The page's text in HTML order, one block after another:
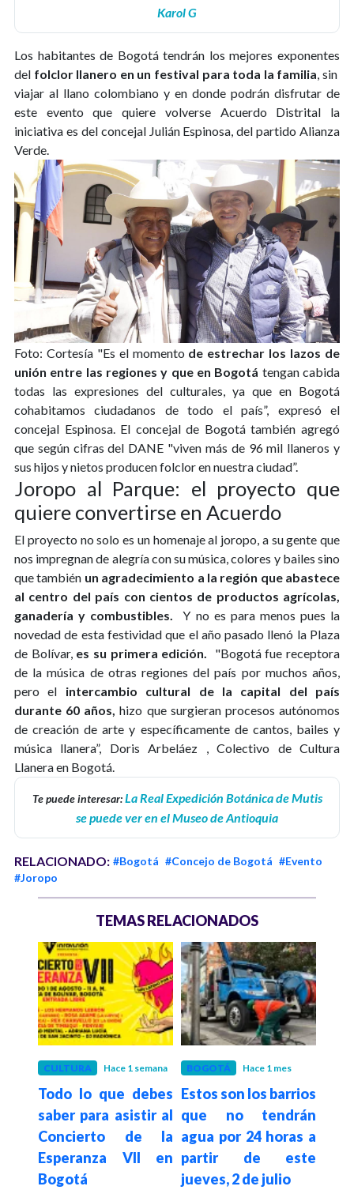
Karol G
Los habitantes de Bogotá tendrán los mejores exponentes
del folclor llanero en un festival para toda la familia, sin
viajar al llano colombiano y en donde podrán disfrutar de
este evento que quiere volverse Acuerdo Distrital la
iniciativa es del concejal Julián Espinosa, del partido Alianza
Verde.
Foto: Cortesía"Es el momento de estrechar los lazos de
unión entre las regiones y que en Bogotá tengan cabida
todas las expresiones del culturales, ya que en Bogotá
cohabitamos ciudadanos de todo el país”, expresó el
concejal Espinosa. El concejal de Bogotá también agregó
que según cifras del DANE "viven más de 96 mil llaneros y
sus hijos y nietos producen folclor en nuestra ciudad”.
Joropo al Parque: el proyecto que
quiere convertirse en Acuerdo
El proyecto no solo es un homenaje al joropo, a su gente que
nos impregnan de alegría con su música, colores y bailes sino
que también un agradecimiento a la región que abastece
al centro del país con cientos de productos agrícolas,
ganadería y combustibles.
Y no es para menos pues la
novedad de esta festividad que el año pasado llenó la Plaza
de Bolívar, es su primera edición.
"Bogotá fue receptora
de la música de otras regiones del país por muchos años,
pero el intercambio cultural de la capital del país
durante 60 años, hizo que surgieran procesos autónomos
de creación de arte y específicamente de cantos, bailes y
música llanera”, Doris Arbeláez , Colectivo de Cultura
Llanera en Bogotá.
Te puede interesar:La Real Expedición Botánica de Mutis
se puede ver en el Museo de Antioquia
RELACIONADO: #Bogotá #Concejo de Bogotá #Evento
#Joropo
TEMAS RELACIONADOS
CULTURA Hace 1 semana
Todo lo que debes
saber para asistir al
Concierto de la
Esperanza VII en
Bogotá
BOGOTÁ Hace 1 mes
Estos son los barrios
que no tendrán
agua por 24 horas a
partir de este
jueves, 2 de julio